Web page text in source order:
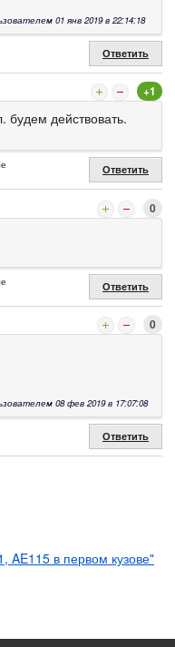
01 янв 2019 в 22:14:18
Ответить
+1
будем действовать.
Ответить
0
Ответить
0
08 фев 2019 в 17:07:08
Ответить
AE115 в первом кузове"